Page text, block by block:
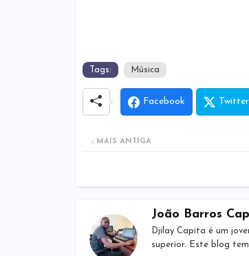
Tags: Música
Facebook Twitter
MAIS ANTIGA
João Barros
Djilay Capita é um
superior. Este blog